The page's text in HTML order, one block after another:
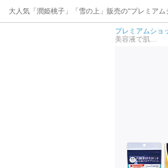
大人気「潤姫桃子」「雪の上」販売の“プレミア
プレミアムショ
美容液で肌…